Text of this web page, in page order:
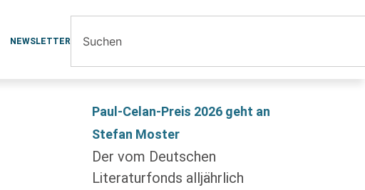
NEWSLETTER
Paul-Celan-Preis 2026 geht an
Stefan Moster
Der vom Deutschen
Literaturfonds alljährlich